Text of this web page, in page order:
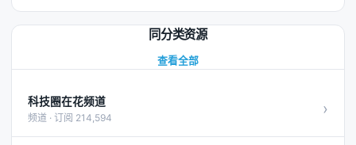
同分类资源
查看全部
科技圈在花频道
频道 · 订阅 214,594 ›